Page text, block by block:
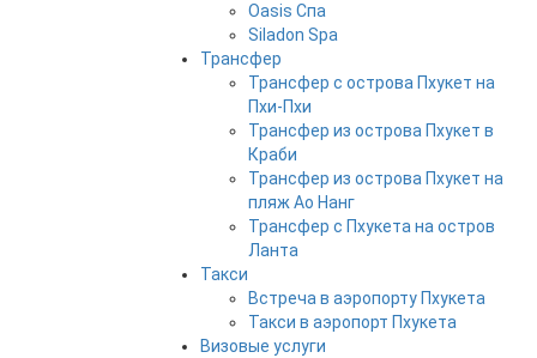
Oasis Спа
Siladon Spa
Трансфер
Трансфер с острова Пхукет на
Пхи-Пхи
Трансфер из острова Пхукет в
Краби
Трансфер из острова Пхукет на
пляж Ао Нанг
Трансфер с Пхукета на остров
Ланта
Такси
Встреча в аэропорту Пхукета
Такси в аэропорт Пхукета
Визовые услуги